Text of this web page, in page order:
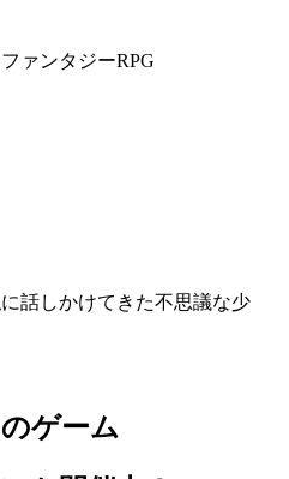
ァンタジーRPG
話しかけてきた不思議な少
ゲーム